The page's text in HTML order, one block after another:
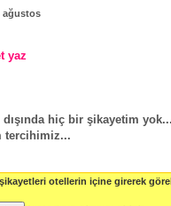
ağustos
yaz
dışında hiç bir şikayetim
tercihimiz...
otellerin içine girerek